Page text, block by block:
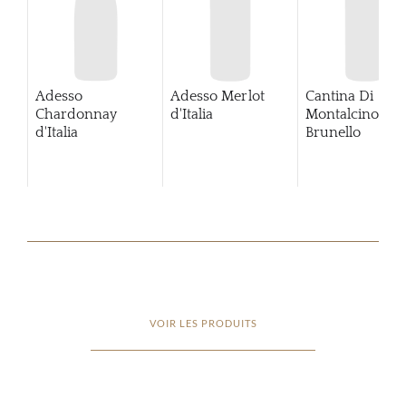
Adesso
Chardonnay
d'Italia
Adesso Merlot
d'Italia
Cantina Di
Montalcino
Brunello
VOIR LES PRODUITS